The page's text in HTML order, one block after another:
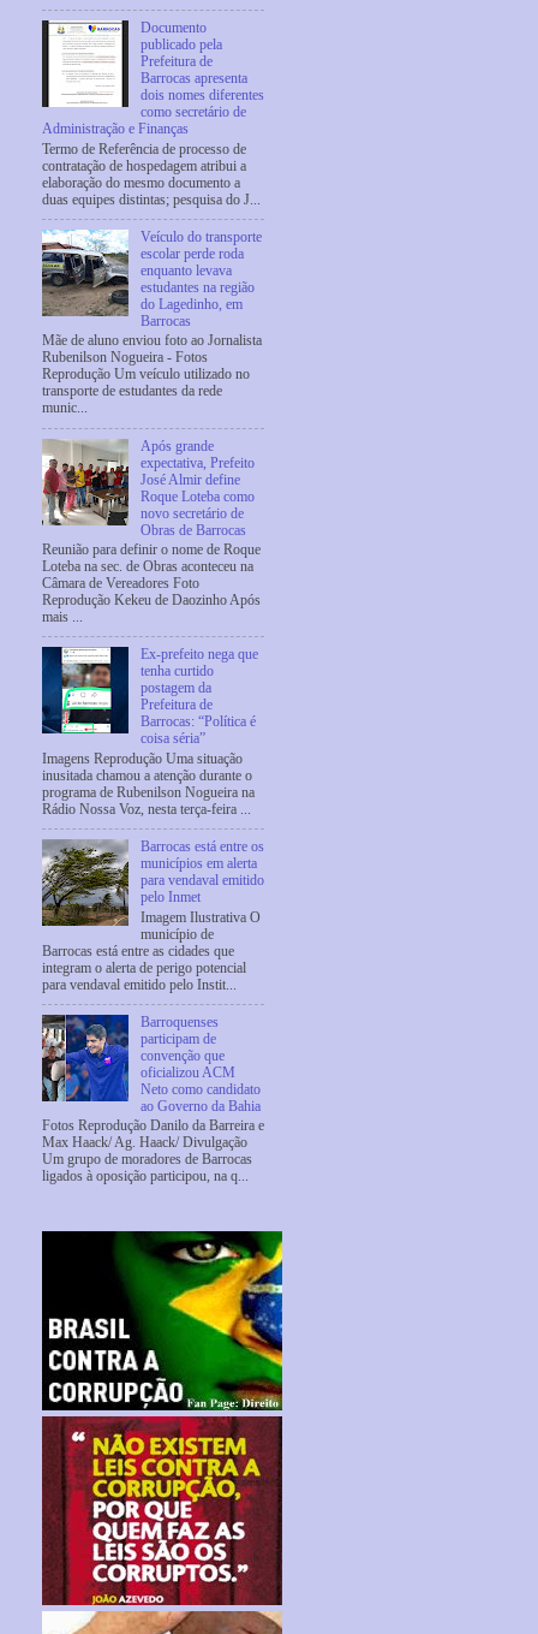
Documento
publicado pela
Prefeitura de
Barrocas apresenta
dois nomes diferentes
como secretário de
Administração e Finanças
Termo de Referência de processo de
contratação de hospedagem atribui a
elaboração do mesmo documento a
duas equipes distintas; pesquisa do J...
Veículo do transporte
escolar perde roda
enquanto levava
estudantes na região
do Lagedinho, em
Barrocas
Mãe de aluno enviou foto ao Jornalista
Rubenilson Nogueira - Fotos
Reprodução Um veículo utilizado no
transporte de estudantes da rede
munic...
Após grande
expectativa, Prefeito
José Almir define
Roque Loteba como
novo secretário de
Obras de Barrocas
Reunião para definir o nome de Roque
Loteba na sec. de Obras aconteceu na
Câmara de Vereadores Foto
Reprodução Kekeu de Daozinho Após
mais ...
Ex-prefeito nega que
tenha curtido
postagem da
Prefeitura de
Barrocas: “Política é
coisa séria”
Imagens Reprodução Uma situação
inusitada chamou a atenção durante o
programa de Rubenilson Nogueira na
Rádio Nossa Voz, nesta terça-feira ...
Barrocas está entre os
municípios em alerta
para vendaval emitido
pelo Inmet
Imagem Ilustrativa O
município de
Barrocas está entre as cidades que
integram o alerta de perigo potencial
para vendaval emitido pelo Instit...
Barroquenses
participam de
convenção que
oficializou ACM
Neto como candidato
ao Governo da Bahia
Fotos Reprodução Danilo da Barreira e
Max Haack/ Ag. Haack/ Divulgação
Um grupo de moradores de Barrocas
ligados à oposição participou, na q...